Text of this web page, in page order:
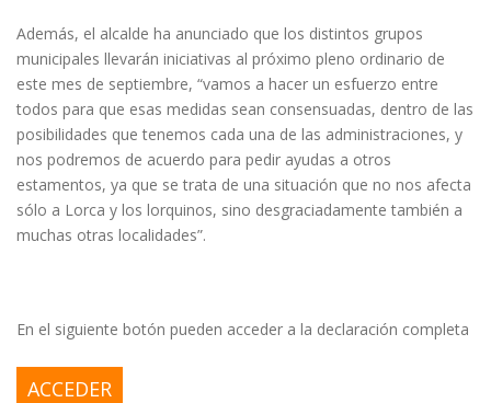
Además, el alcalde ha anunciado que los distintos grupos
municipales llevarán iniciativas al próximo pleno ordinario de
este mes de septiembre, “vamos a hacer un esfuerzo entre
todos para que esas medidas sean consensuadas, dentro de las
posibilidades que tenemos cada una de las administraciones, y
nos podremos de acuerdo para pedir ayudas a otros
estamentos, ya que se trata de una situación que no nos afecta
sólo a Lorca y los lorquinos, sino desgraciadamente también a
muchas otras localidades”.
En el siguiente botón pueden acceder a la declaración completa
ACCEDER